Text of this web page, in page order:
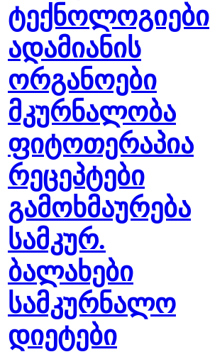
ტექნოლოგიები
ადამიანის
ორგანოები
მკურნალობა
ფიტოთერაპია
რეცეპტები
გამოხმაურება
სამკურ.
ბალახები
სამკურნალო
დიეტები